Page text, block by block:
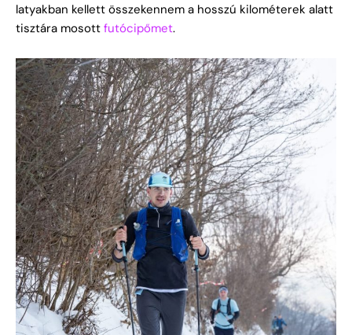
latyakban kellett összekennem a hosszú kilométerek alatt
tisztára mosott futócipőmet.